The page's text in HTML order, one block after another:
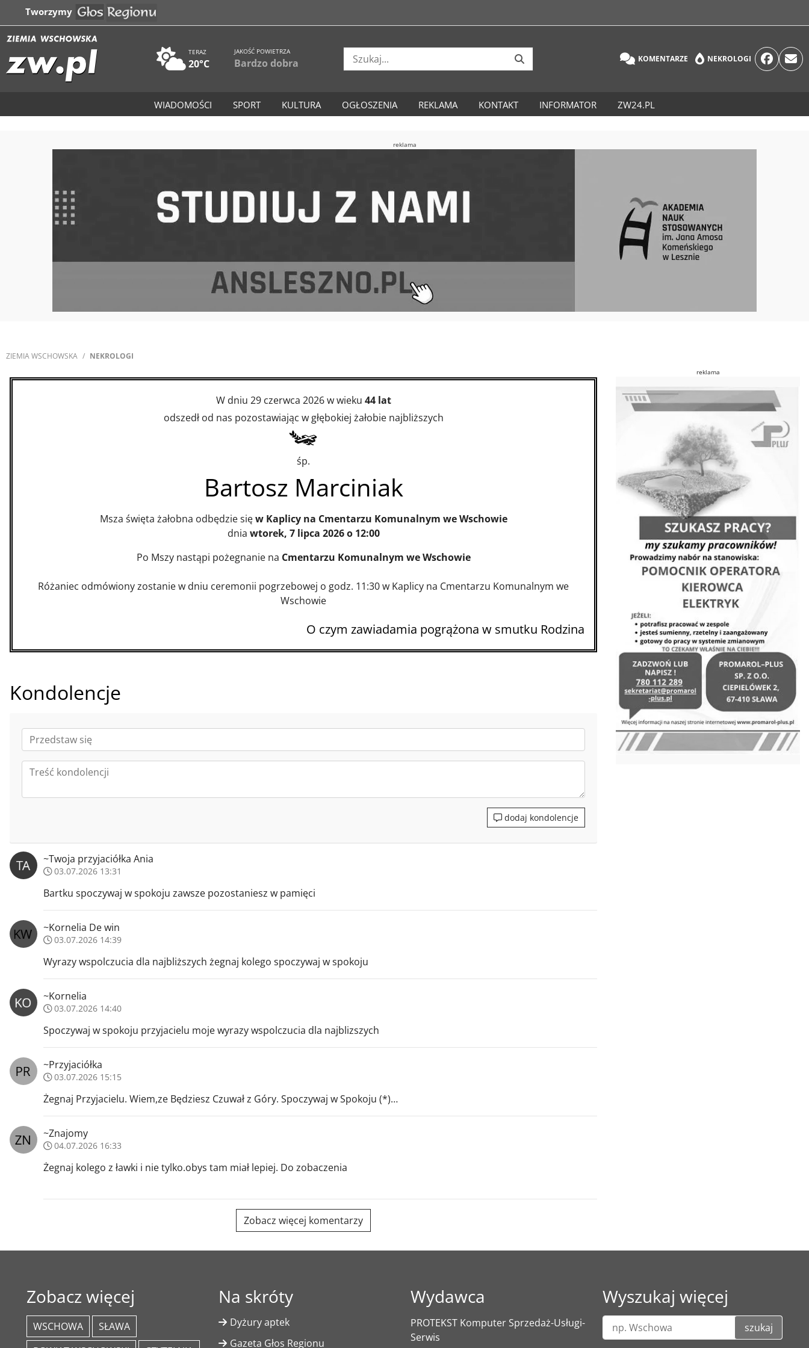
Tworzymy
TERAZ
20°C
JAKOŚĆ POWIETRZA
Bardzo dobra KOMENTARZE NEKROLOGI
WIADOMOŚCI SPORT KULTURA OGŁOSZENIA REKLAMA KONTAKT INFORMATOR ZW24.PL
reklama
ZIEMIA WSCHOWSKA NEKROLOGI
W dniu 29 czerwca 2026 w wieku 44 lat
odszedł od nas pozostawiając w głębokiej żałobie najbliższych
śp.
Bartosz Marciniak
Msza święta żałobna odbędzie sięw Kaplicy na Cmentarzu Komunalnym we Wschowie
dnia wtorek, 7 lipca 2026 o 12:00
Po Mszy nastąpi pożegnanie na Cmentarzu Komunalnym we Wschowie
Różaniec odmówiony zostanie w dniu ceremonii pogrzebowej o godz. 11:30 w Kaplicy na Cmentarzu Komunalnym we
Wschowie
O czym zawiadamia pogrążona w smutku Rodzina
Kondolencje
dodaj kondolencje
~Twoja przyjaciółka Ania
03.07.2026 13:31
Bartku spoczywaj w spokoju zawsze pozostaniesz w pamięci
~Kornelia De win
03.07.2026 14:39
Wyrazy wspolczucia dla najbliższych żegnaj kolego spoczywaj w spokoju
~Kornelia
03.07.2026 14:40
Spoczywaj w spokoju przyjacielu moje wyrazy wspolczucia dla najblizszych
~Przyjaciółka
03.07.2026 15:15
Żegnaj Przyjacielu. Wiem,ze Będziesz Czuwał z Góry. Spoczywaj w Spokoju (*)…
~Znajomy
04.07.2026 16:33
Żegnaj kolego z ławki i nie tylko.obys tam miał lepiej. Do zobaczenia
Zobacz więcej komentarzy
reklama
Zobacz więcej
WSCHOWA
SŁAWA
Na skróty
Dyżury aptek
Gazeta Głos Regionu
Wydawca
PROTEKST Komputer Sprzedaż-Usługi-
Serwis
Wyszukaj więcej
szukaj